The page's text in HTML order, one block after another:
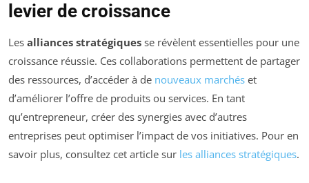
levier de croissance
Les alliances stratégiques se révèlent essentielles pour une
croissance réussie. Ces collaborations permettent de partager
des ressources, d’accéder à de nouveaux marchés et
d’améliorer l’offre de produits ou services. En tant
qu’entrepreneur, créer des synergies avec d’autres
entreprises peut optimiser l’impact de vos initiatives. Pour en
savoir plus, consultez cet article sur les alliances stratégiques.